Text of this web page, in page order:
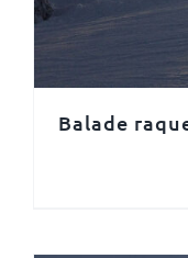
Balade